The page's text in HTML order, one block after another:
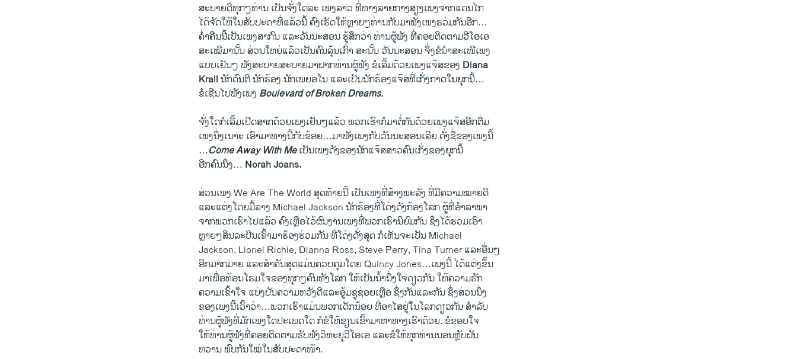
ສະບາຍ​ດີທຸກໆ​ທ່ານ​ ​ເປັນ​ຈັ່ງ​ໃດ​ລະ ​ເພງ​ລາວ ທີ່​ທາງ​ລາຍ​ກາງ​ສຽງ​ເພງ​ຈາກ​ແດນ​ໄກ
ໄດ້​ຈັດ​ໃຫ້​ໃນ​ສັບ​ປະ​ດາ​ທີ່​ແລ້ວ​ນີ້ ຄົງ​ເຮັດ​ໃຫ້​ຫຼາຍໆ​ທ່ານ​ກັບ​ມາ​ຟັງ​ເພງ​ຮ​ວ່ມ​ກັນ​ອີກ…
ຄ່ຳ​ຄືນ​ນີ້​ເປັນ​ເພງ​ສາ​ກົນ ແລະ​ວັນ​ນະ​ສອນ ຮູ້​ສຶກວ່າ ທ່ານ​ຜູ້​ຟັງ ທີ່​ຄອຍ​ຕິດ​ຕາມ​ວີ​ໂອ​ເອ
ສະ​ເໝີ​ມາ​ນັ້ນ ສ່ວນ​ໃຫຍ່​ແລ້ວ​ເປັນ​ຄົນ​ລຸ້ນ​ເກົ່າ ສະ​ນັ້ນ ວັນ​ນະ​ສອນ ຈຶ່ງ​ຂໍນຳ​ສະ​ເໜີ​ເພງ
ແບບ​ເຢັນໆ ຟັງ​ສະ​ບາຍ​ສະ​ບາຍ​ມາ​ຝາກ​ທ່ານ​ຜູ້​ຟັງ ຂໍ​ເລີ້ມ​ດ້ວຍ​ເພງ​ແຈ໊ສ​ຂອງ Diana
Krallນັກ​ດົນ​ຕີ ນັກ​ຮ້ອງ ນັກເ​ພຍອ​ໂນ ແລະ​ເປັນ​ນັກ​ຮ້ອງ​ແຈ໊ສ​ທີ່​ເກັ່ງ​ກາດ​ໃນ​ຍຸກ​ນີ້…
ຂໍ​ເ​ຊີນ​ໄປ​ຟັງ​ເພງ Boulevard of Broken Dreams.
ຈັ່ງ​ໃດ​ກໍ​ເລີ້ມ​ເປີດ​ສາກ​ດ້ວຍ​ເພງ​ເຢັນໆ​ແລ້ວ ພວກເຮົາກໍ​ມາຕໍ່​ກັນ​ດ້ວຍ​ເພງ​ແຈ໊ສ​ອີກຕື່ມ
​ເພງ​ນຶ່ງ​ເນາະ ເອົາ​ມາທາງ​ນີ້ກັບຂ້ອຍ…ມາ​ຟັງ​ເພງກັບ​ວັນ​ນະ​ສອນ​ເລີຍ ດັ່ງ​ຊື່​ຂອງ​ເພງ​ນີ້
…Come Away With Meເປັນ​ເພງ​ດັງ​ຂອງ​ນັກ​ແຈ໊ສ​ສາວ​ຄົນ​ເກັ່ງ​ຂອງ​ຍຸກ​ນີ້
ອີກ​ຄົນ​ນຶ່ງ… Norah Joans.
​ສ່ວນ​ເພງ We Are The World ສຸດ​ທ້າຍ​ນີ້ ເປັນ​ເພງ​ທີ່​ສ້າງ​ພະ​ລັງ ​ທີ່​ມີ​ຄວາມ​ໝາຍ​ດີ
ແລະ​ແຕ່ງ​ໂດຍມື້​ລາງ Michael Jackson ນັກ​ຮ້ອງ​ທີ່​ໂດ່ງ​ດັງ​ກ້ອງ​ໂລກ ຜູ້​ທີ່​ອຳ​ລາ​ພາ
​ຈາກ​ພວກ​ເຮົາ​ໄປ​ແລ້ວ ຄົງ​ເຫຼືອ​ໄວ້​ຜົນ​ງານ​ເພງ​ທີ່​ພວກ​ເຮົາ​ນິ​ຍົມ​ກັນ ຊຶ່ງ​ໄດ້​ຮວມ​ເອົາ​
ຫຼາຍໆ​ສິນ​ລະ​ປິນ​ເຂົ້າມາ​ຮ້ອງຮ່ວມ​ກັນ ທີ່​ໂດ່ງດັ່ງສຸດ ກໍ​ເຫັນ​ຈະ​ເປັນ Michael
Jackson, Lionel Richie, Dianna Ross, Steve Perry, Tina Turner ແລະ​ອື່ນໆ
ອີກ​ມາກ​ມາຍ ແລະ​ສຳ​ຄັນ​ສຸດ​ແມ່ນຄວບ​ຄຸມ​ໂດຍ Quincy Jones…ເພງ​ນີ້ ໄດ້​ແຕ່ງ​ຂຶ້ນ
​ມາ​ເພື່ອ​ທ້ອນ​ໂຮມ​ໃຈ​ຂອງ​ທຸກ​ໆ​ຄົນ​ທັງ​ໂລກ ໃຫ້​ເປັນ​ນ້ຳ​ນຶ່ງ​ໃຈ​ດຽວ​ກັນ ໃຫ້​ຄວາມ​ຮັກ
​ຄວາມເຂົ້າ​ໃຈ ແບ່ງ​ປັນ​ຄວາມຫວັງ​ດີແລະ​ອູ້ມ​ຊູ​ຊ່ອຍ​ເຫຼືອ ຊຶ່ງ​ກັນ​ແລະ​ກັນ ຊຶ່ງ​ສ່ວນ​ນຶ່ງ
​ຂອງ​ເພງ​ນີ້​ເ​ວົ້າ​ວ່າ…ພວກ​ເຮົາ​ແມ່ນ​ພວກ​ເດັກ​ນ້ອຍ ທີ່​ອາ​ໄສ​ຢູ່​ໃນ​ໂລກ​ດຽວ​ກັນ ​ສຳ​ລັບ​
ທ່ານ​ຜູ້​ຟັງ​ທີ່​ມັກ​ເພງ​ໃດປະ​ເພດ​ໃດ ກໍ​ຂໍ​ໃຫ້​ຂຽນ​ເຂົ້າ​ມາ​ຫາ​ທາງ​ເຮົາ​ດ້ວຍ. ຂໍ​ຂອບ​ໃຈ ​
ໃຫ້​ທ່ານ​ຜູ້​ຟັງ​ທີ່​ຄອຍ​ຕິດຕາມ​ຮັບ​ຟັງ​ວິທະຍຸ​ວີ​ໂອ​ເອ ​ແລະ​ຂໍໃຫ້ທຸກທ່ານນອນຫຼັບຝັນ
ຫວານ ພົບ​ກັນ​ໃໝ່​ໃນ​ສັບ​ປະດາ​ໜ້າ.